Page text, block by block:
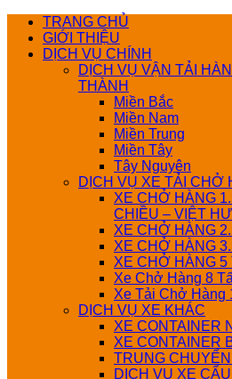
qua
TRANG CHỦ
GIỚI THIỆU
DỊCH VỤ CHÍNH
DỊCH VỤ VẬN TẢI
THÀNH
Miền Bắc
Miền Nam
Miền Trung
Miền Tây
Tây Nguyên
DỊCH VỤ XE TẢI CHỞ
XE CHỞ HÀNG
CHIỀU – VIỆT
XE CHỞ HÀNG
XE CHỞ HÀNG
XE CHỞ HÀNG 5
Xe Chở Hàng 8
Xe Tải Chở Hàng
DỊCH VỤ XE KHÁC
XE CONTAINER
XE CONTAINER
TRUNG
DỊCH VỤ XE